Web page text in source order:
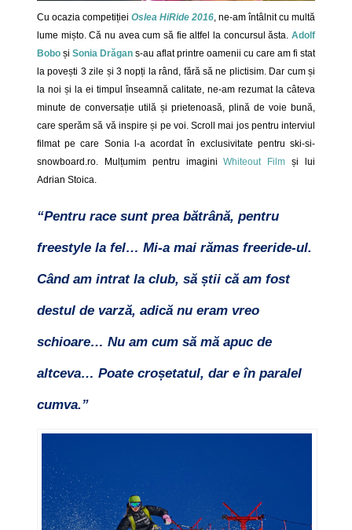
Cu ocazia competiției Oslea HiRide 2016, ne-am întâlnit cu multă
lume mișto. Că nu avea cum să fie altfel la concursul ăsta.Adolf
Boboși Sonia Drăgans-au aflat printre oamenii cu care am fi stat
la povești 3 zile și 3 nopți la rând, fără să ne plictisim. Dar cum și
la noi și la ei timpul înseamnă calitate, ne-am rezumat la câteva
minute de conversație utilă și prietenoasă, plină de voie bună,
care sperăm să vă inspire și pe voi. Scroll mai jos pentru interviul
filmat pe care Sonia l-a acordat în exclusivitate pentru ski-si-
snowboard.ro. Mulțumim pentru imaginiWhiteout Filmși lui
Adrian Stoica.
“Pentru race sunt prea bătrână, pentru
freestyle la fel… Mi-a mai rămas freeride-ul.
Când am intrat la club, să știi că am fost
destul de varză, adică nu eram vreo
schioare… Nu am cum să mă apuc de
altceva… Poate croșetatul, dar e în paralel
cumva.”